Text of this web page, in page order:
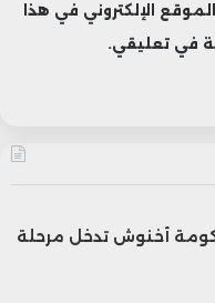
الثانية بإحداث
كلية الطب
لجامعة الحسن
الطبية وفق
الإلكتروني في هذا
في تعليقي.
أخنوش تدخل مرحلة